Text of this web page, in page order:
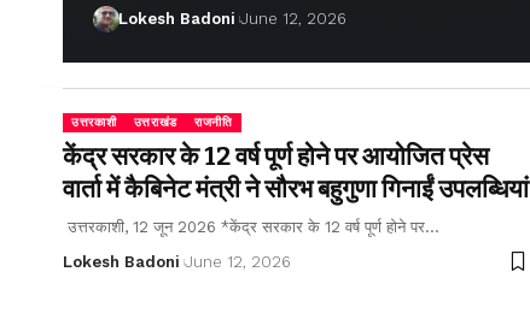
Lokesh Badoni June 12, 2026
उत्तरकाशी उत्तराखंड राजनीति
केंद्र सरकार के 12 वर्ष पूर्ण होने पर आयोजित प्रेस
वार्ता में कैबिनेट मंत्री ने सौरभ बहुगुणा गिनाईं उपलब्धियां
उत्तरकाशी, 12 जून 2026 *केंद्र सरकार के 12 वर्ष पूर्ण होने पर…
Lokesh Badoni June 12, 2026